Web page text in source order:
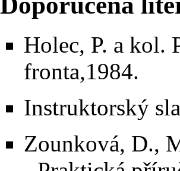
Holec, P. a kol.
fronta,1984.
Instruktorský
Zounková, D.,